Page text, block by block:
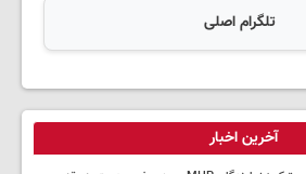
تلگرام اصلی
آخرین اخبار